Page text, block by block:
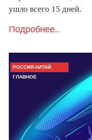
ушло всего 15 дней.
Подробнее..
РОССИЯ-КИТАЙ:
ГЛАВНОЕ